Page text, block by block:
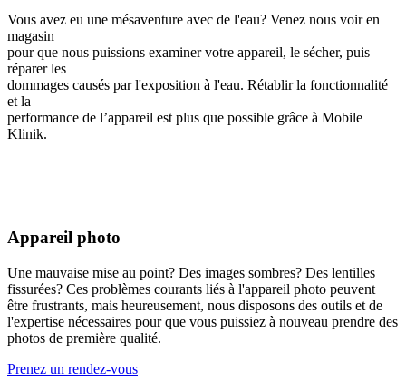
Vous avez eu une mésaventure avec de l'eau? Venez nous voir en
magasin
pour que nous puissions examiner votre appareil, le sécher, puis
réparer les
dommages causés par l'exposition à l'eau. Rétablir la fonctionnalité
et la
performance de l’appareil est plus que possible grâce à Mobile
Klinik.
Appareil photo
Une mauvaise mise au point? Des images sombres? Des lentilles
fissurées? Ces problèmes courants liés à l'appareil photo peuvent
être frustrants, mais heureusement, nous disposons des outils et de
l'expertise nécessaires pour que vous puissiez à nouveau prendre des
photos de première qualité.
Prenez un rendez-vous